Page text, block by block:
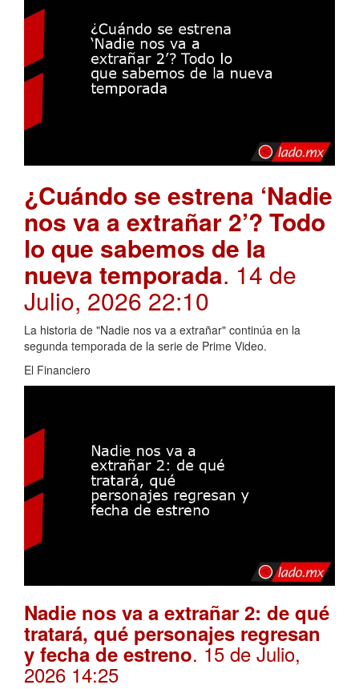
¿Cuándo se estrena ‘Nadie
nos va a extrañar 2’? Todo
lo que sabemos de la
nueva temporada. 14 de
Julio, 2026 22:10
La historia de "Nadie nos va a extrañar" continúa en la
segunda temporada de la serie de Prime Video.
El Financiero
Nadie nos va a extrañar 2: de qué
tratará, qué personajes regresan
y fecha de estreno. 15 de Julio,
2026 14:25